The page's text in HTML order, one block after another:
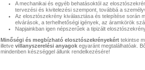
A mechanikai és egyéb behatásoktól az
tervezési és kivitelezési szempont, továbbá a
Az elosztószekrény kiválasztása és telepítése során
elvárások, a terhelhetőségi igények, az áramkörök
Napjainkban igen népszerűek a tipizált
Minőségi és megbízható elosztószekrényekért tekintse
illetve villanyszerelési anyagok egyaránt megtalálhatóak.
mindenben készséggel állunk rendelkezésére!